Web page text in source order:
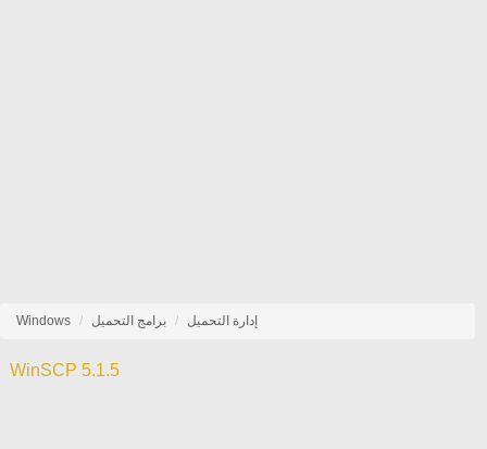
Windows برامج التحميل إدارة التحميل
WinSCP 5.1.5